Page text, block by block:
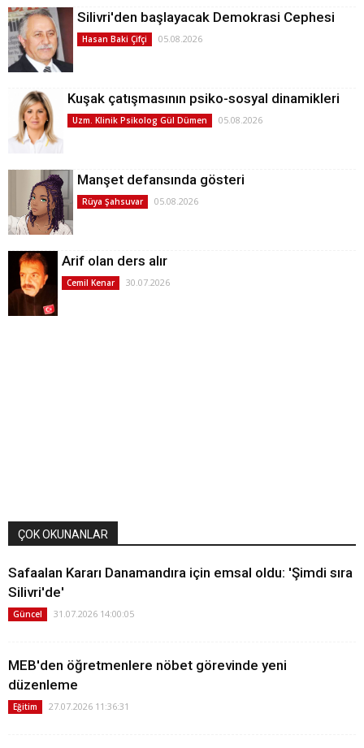
Silivri'den başlayacak Demokrasi Cephesi
Hasan Baki Çifçi 05.08.2026
Kuşak çatışmasının psiko-sosyal dinamikleri
Uzm. Klinik Psikolog Gül Dümen 05.08.2026
Manşet defansında gösteri
Rüya Şahsuvar 05.08.2026
Arif olan ders alır
Cemil Kenar 30.07.2026
ÇOK OKUNANLAR
Safaalan Kararı Danamandıra için emsal oldu: 'Şimdi sıra
Silivri'de'
Güncel 31.07.2026 14:00:05
MEB'den öğretmenlere nöbet görevinde yeni
düzenleme
Eğitim 27.07.2026 11:36:31